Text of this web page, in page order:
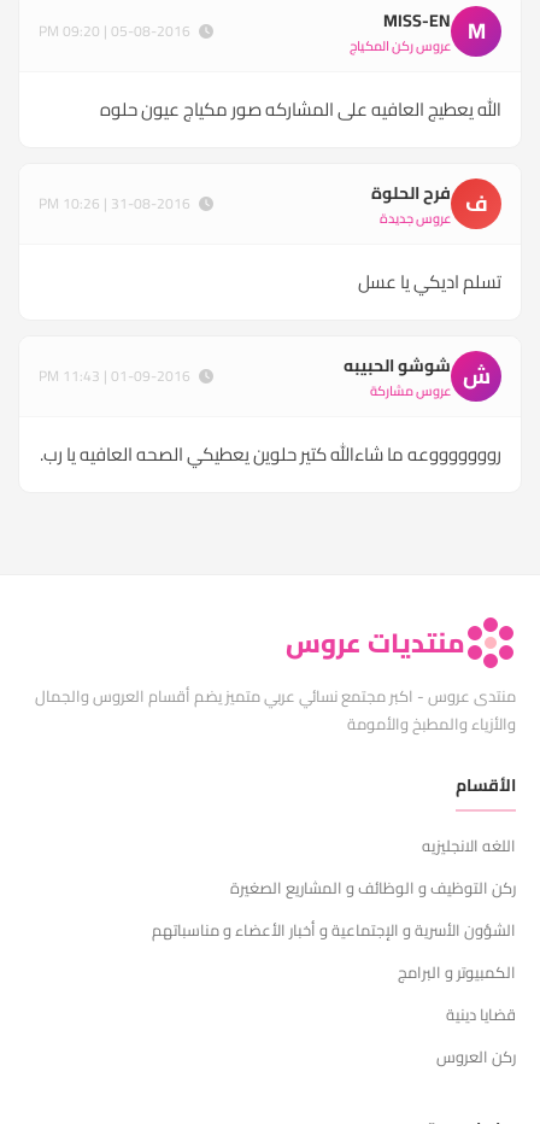
M
MISS-EN
عروس ركن المكياج
الله يعطيج العافيه على المشاركه صور مكياج عيون حلوه
ف فرح الحلوة
عروس جديدة
تسلم اديكي يا عسل
ش شوشو الحبيبه
عروس مشاركة
روووووووعه ما شاءالله كتير حلوين يعطيكي الصحه العافيه يا رب.
منتديات عروس
منتدى عروس - اكبر مجتمع نسائي عربي متميز يضم أقسام العروس والجمال
والأزياء والمطبخ والأمومة
الأقسام
اللغه الانجليزيه
ركن التوظيف و الوظائف و المشاريع الصغيرة
الشؤون الأسرية و الإجتماعية و أخبار الأعضاء و مناسباتهم
الكمبيوتر و البرامج
قضايا دينية
ركن العروس